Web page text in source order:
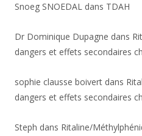
Snoeg SNOEDAL dans TDAH
Dr Dominique Dupagne dans
dangers et effets secondaires
sophie clausse boivert dans
dangers et effets secondaires
Steph dans Ritaline/